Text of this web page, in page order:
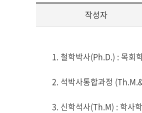
작성자
게
글
문
1. 철학박사(Ph.D.) : 목회
2. 석박사통합과정
3. 신학석사(Th.M) : 학사